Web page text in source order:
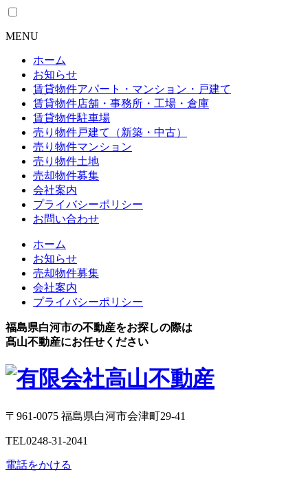
MENU
ホーム
お知らせ
賃貸物件アパート・マンション・戸建て
賃貸物件店舗・事務所・工場・倉庫
賃貸物件駐車場
売り物件戸建て（新築・中古）
売り物件マンション
売り物件土地
売却物件募集
会社案内
プライバシーポリシー
お問い合わせ
ホーム
お知らせ
売却物件募集
会社案内
プライバシーポリシー
福島県白河市の不動産をお探しの際は
髙山不動産にお任せください
〒961-0075 福島県白河市会津町29-41
TEL0248-31-2041
電話をかける